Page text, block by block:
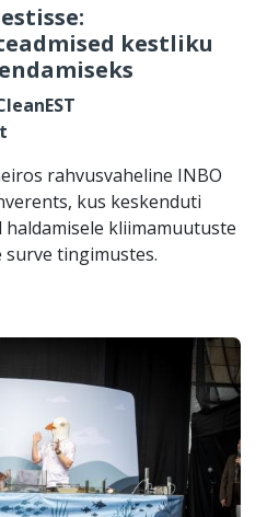
kestliku
rahvusvaheline INBO
kus keskenduti
kliimamuutuste
surve tingimustes.